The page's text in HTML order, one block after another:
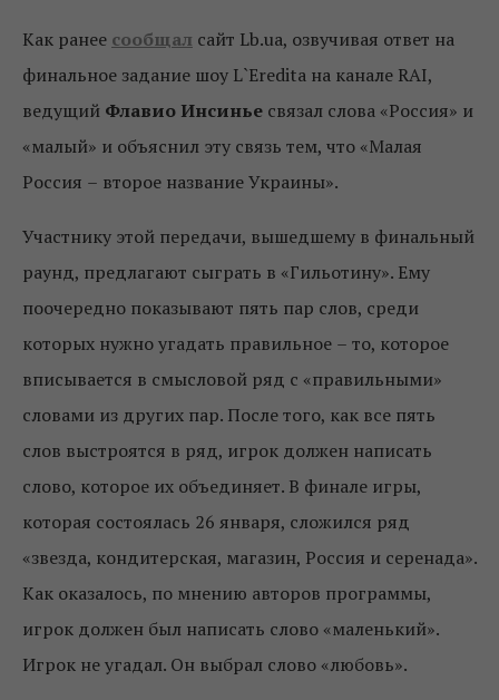
Как ранее сообщал сайт Lb.ua, озвучивая ответ на
финальное задание шоу L`Eredita на канале RAI,
ведущий Флавио Инсинье связал слова «Россия» и
«малый» и объяснил эту связь тем, что «Малая
Россия – второе название Украины».
Участнику этой передачи, вышедшему в финальный
раунд, предлагают сыграть в «Гильотину». Ему
поочередно показывают пять пар слов, среди
которых нужно угадать правильное – то, которое
вписывается в смысловой ряд с «правильными»
словами из других пар. После того, как все пять
слов выстроятся в ряд, игрок должен написать
слово, которое их объединяет. В финале игры,
которая состоялась 26 января, сложился ряд
«звезда, кондитерская, магазин, Россия и серенада».
Как оказалось, по мнению авторов программы,
игрок должен был написать слово «маленький».
Игрок не угадал. Он выбрал слово «любовь».